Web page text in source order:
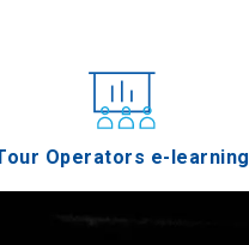
Operators e-learning